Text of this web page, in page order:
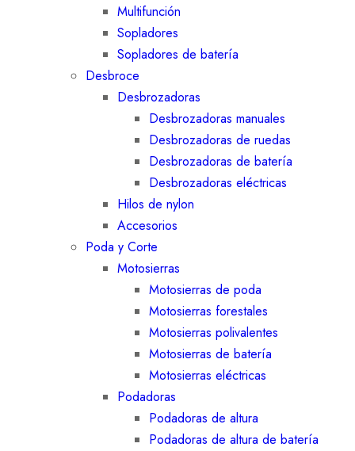
Multifunción
Sopladores
Sopladores de batería
Desbroce
Desbrozadoras
Desbrozadoras manuales
Desbrozadoras de ruedas
Desbrozadoras de batería
Desbrozadoras eléctricas
Hilos de nylon
Accesorios
Poda y Corte
Motosierras
Motosierras de poda
Motosierras forestales
Motosierras polivalentes
Motosierras de batería
Motosierras eléctricas
Podadoras
Podadoras de altura
Podadoras de altura de batería